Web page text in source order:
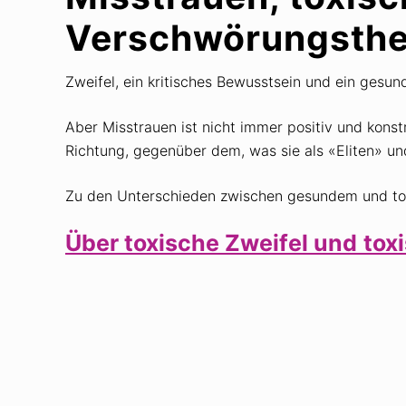
Zweifel, ein kritisches Bewusstsein und ein
Aber Misstrauen ist nicht immer positiv und
Richtung, gegenüber dem, was sie als «Eliten»
Zu den Unterschieden zwischen gesundem und
Über toxische Zweifel und